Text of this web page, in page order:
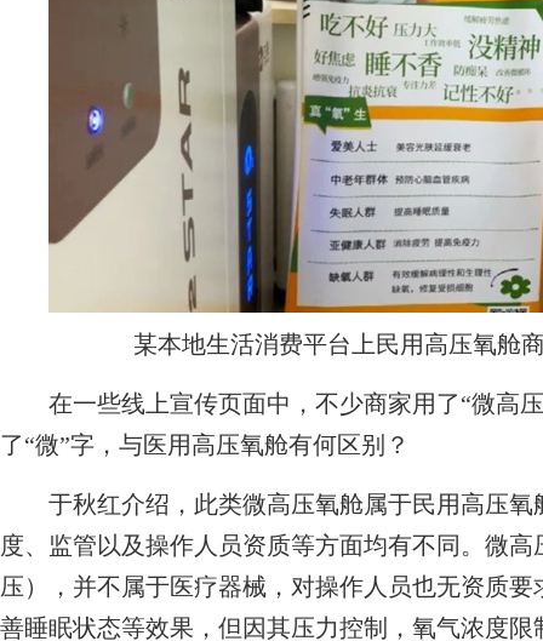
某本地生活消费平台上民用高压氧舱
在一些线上宣传页面中，不少商家用了“微高压
了“微”字，与医用高压氧舱有何区别？
于秋红介绍，此类微高压氧舱属于民用高压氧
度、监管以及操作人员资质等方面均有不同。微
压），并不属于医疗器械，对操作人员也无资质
善睡眠状态等效果，但因其压力控制，氧气浓度限